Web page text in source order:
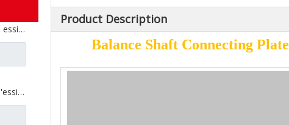
Paire d'engrenages coniques à essieu moyen 27/18 pour pièces de rechange de camion Ankai & BENZ Foton Auman HFF2502040/41CK1BZ
Paire d'engrenages coniques d'essieu arrière 21/28 pour pièces de rechange de camion Ankai & BENZ Foton Auman HFF2402038/39CK1BZ
Product Description
Balance Shaft Connecting